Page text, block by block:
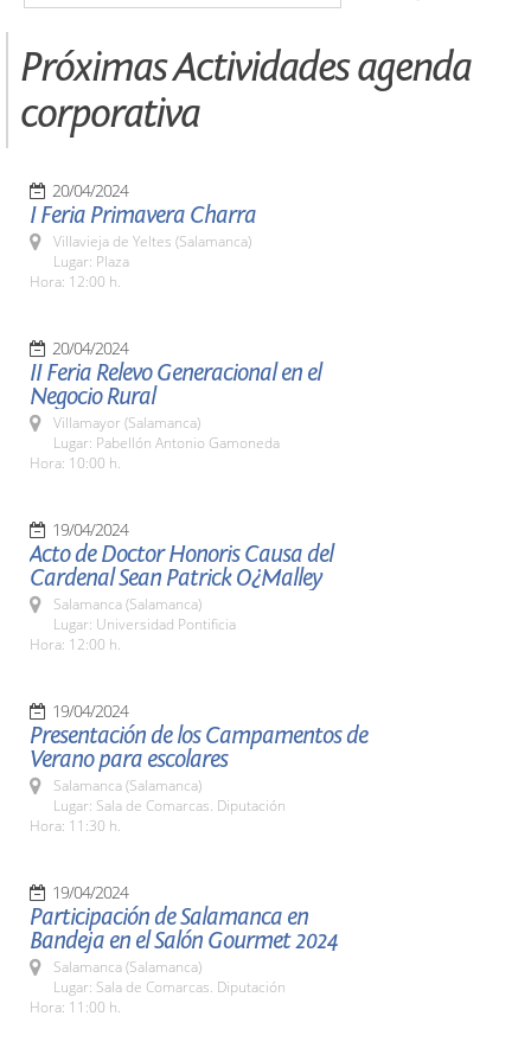
Próximas Actividades agenda
corporativa
20/04/2024
I Feria Primavera Charra
Villavieja de Yeltes (Salamanca)
Lugar: Plaza
Hora: 12:00 h.
20/04/2024
II Feria Relevo Generacional en el
Negocio Rural
Villamayor (Salamanca)
Lugar: Pabellón Antonio Gamoneda
Hora: 10:00 h.
19/04/2024
Acto de Doctor Honoris Causa del
Cardenal Sean Patrick O¿Malley
Salamanca (Salamanca)
Lugar: Universidad Pontificia
Hora: 12:00 h.
19/04/2024
Presentación de los Campamentos de
Verano para escolares
Salamanca (Salamanca)
Lugar: Sala de Comarcas. Diputación
Hora: 11:30 h.
19/04/2024
Participación de Salamanca en
Bandeja en el Salón Gourmet 2024
Salamanca (Salamanca)
Lugar: Sala de Comarcas. Diputación
Hora: 11:00 h.